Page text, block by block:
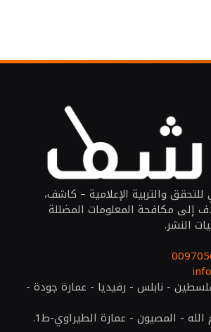
والتربية الإعلامية – كاشف،
إلى مكافحة المعلومات المضللة
النشر.
- نابلس - رفيديا - عمارة جودة -
- المصيون - عمارة الطيراوي-ط1.